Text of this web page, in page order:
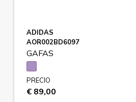
ADIDAS
AOR002BD6097
GAFAS
PRECIO
€ 89,00